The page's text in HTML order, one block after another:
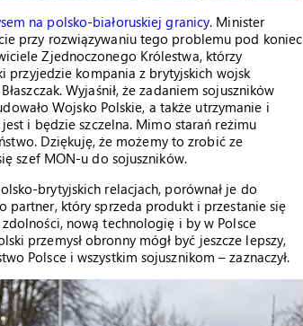
na polsko-białoruskiej granicy. Minister
przy rozwiązywaniu tego problemu pod koniec
Zjednoczonego Królestwa, którzy
przyjedzie kompania z brytyjskich wojsk
Wyjaśnił, że zadaniem sojuszników
Wojsko Polskie, a także utrzymanie i
i będzie szczelna. Mimo starań reżimu
Dziękuję, że możemy to zrobić ze
szef MON-u do sojuszników.
brytyjskich relacjach, porównał je do
partner, który sprzeda produkt i przestanie się
nową technologię i by w Polsce
przemysł obronny mógł być jeszcze lepszy,
Polsce i wszystkim sojusznikom – zaznaczył.